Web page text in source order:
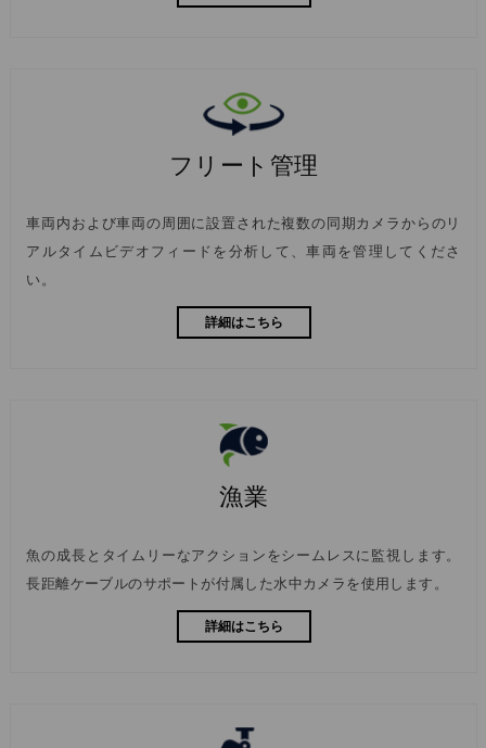
フリート管理
車両内および車両の周囲に設置された複数の同期カメラからのリ
アルタイムビデオフィードを分析して、車両を管理してくださ
い。
詳細はこちら
漁業
魚の成長とタイムリーなアクションをシームレスに監視します。
長距離ケーブルのサポートが付属した水中カメラを使用します。
詳細はこちら